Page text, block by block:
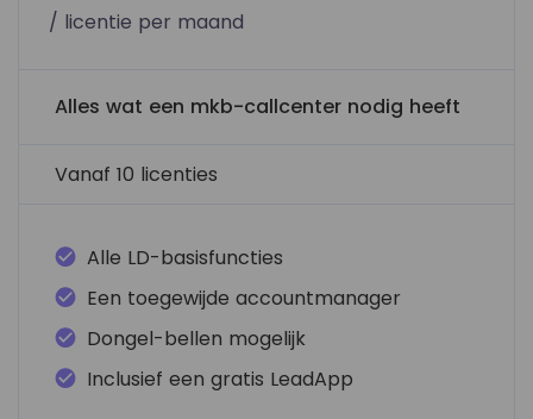
/ licentie per maand
Alles wat een mkb-callcenter nodig heeft
Vanaf 10 licenties
Alle LD-basisfuncties
Een toegewijde accountmanager
Dongel-bellen mogelijk
Inclusief een gratis LeadApp